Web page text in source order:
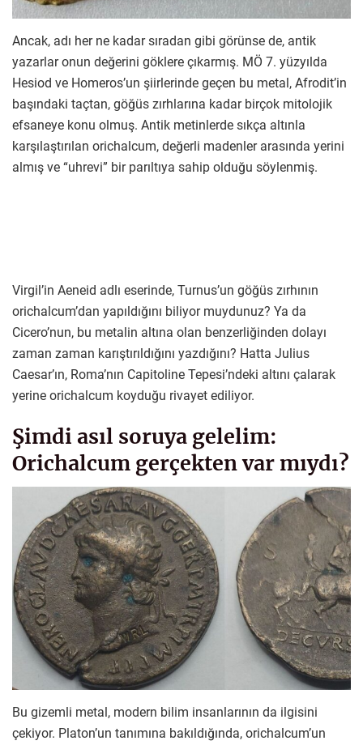
Ancak, adı her ne kadar sıradan gibi görünse de, antik
yazarlar onun değerini göklere çıkarmış. MÖ 7. yüzyılda
Hesiod ve Homeros’un şiirlerinde geçen bu metal, Afrodit’in
başındaki taçtan, göğüs zırhlarına kadar birçok mitolojik
efsaneye konu olmuş. Antik metinlerde sıkça altınla
karşılaştırılan orichalcum, değerli madenler arasında yerini
almış ve “uhrevi” bir parıltıya sahip olduğu söylenmiş.
Virgil’in Aeneid adlı eserinde, Turnus’un göğüs zırhının
orichalcum’dan yapıldığını biliyor muydunuz? Ya da
Cicero’nun, bu metalin altına olan benzerliğinden dolayı
zaman zaman karıştırıldığını yazdığını? Hatta Julius
Caesar’ın, Roma’nın Capitoline Tepesi’ndeki altını çalarak
yerine orichalcum koyduğu rivayet ediliyor.
Şimdi asıl soruya gelelim:
Orichalcum gerçekten var mıydı?
Bu gizemli metal, modern bilim insanlarının da ilgisini
çekiyor. Platon’un tanımına bakıldığında, orichalcum’un